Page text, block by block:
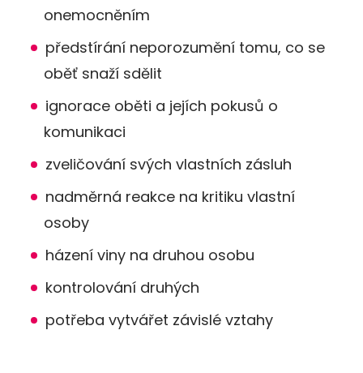
onemocněním
předstírání neporozumění tomu, co se
oběť snaží sdělit
ignorace oběti a jejích pokusů o
komunikaci
zveličování svých vlastních zásluh
nadměrná reakce na kritiku vlastní
osoby
házení viny na druhou osobu
kontrolování druhých
potřeba vytvářet závislé vztahy